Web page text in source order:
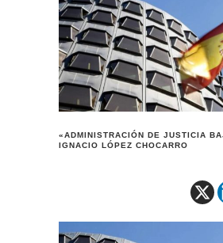
«ADMINISTRACIÓN DE JUSTICIA
IGNACIO LÓPEZ CHOCARRO